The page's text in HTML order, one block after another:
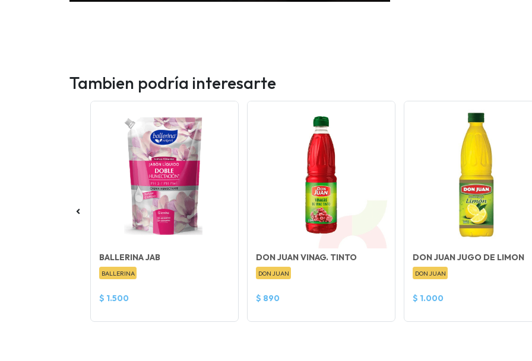
Tambien podría interesarte
BALLERINA JAB
BALLERINA
$ 1.500
DON JUAN VINAG. TINTO
DON JUAN
$ 890
DON JUAN JUGO DE LIMON
DON JUAN
$ 1.000